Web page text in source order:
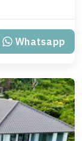
Whatsapp